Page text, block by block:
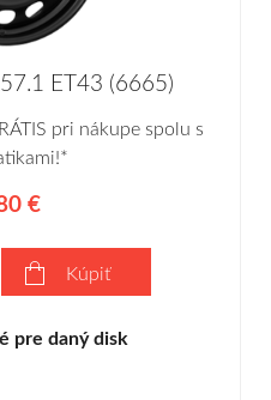
ET43 (6665)
pri nákupe spolu s
€
Kúpiť
pre daný disk